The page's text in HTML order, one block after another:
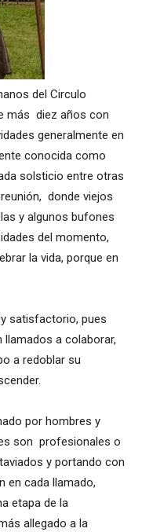
del Circulo
más diez años con
generalmente en
conocida como
solsticio entre otras
donde viejos
y algunos bufones
del momento,
la vida, porque en
satisfactorio, pues
a colaborar,
a redoblar su
por hombres y
son profesionales o
y portando con
en cada llamado,
etapa de la
allegado a la